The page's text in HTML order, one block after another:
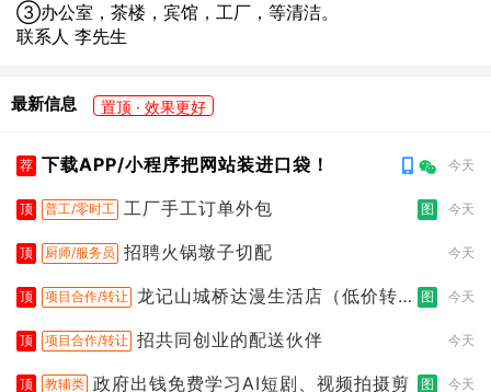
③办公室，茶楼，宾馆，工厂，等清洁。
联系人 李先生
最新信息 置顶 · 效果更好
荐 下载APP/小程序把网站装进口袋！ 今天
顶 普工/零时工 工厂手工订单外包 图 今天
顶 厨师/服务员 招聘火锅墩子切配 今天
顶 项目合作/转让 龙记山城桥达漫生活店（低价转
图 今天
顶 项目合作/转让 招共同创业的配送伙伴 今天
顶 教辅类 政府出钱免费学习AI短剧、视频拍摄剪 图 今天